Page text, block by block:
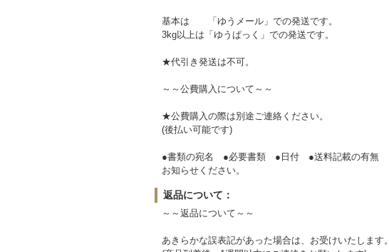
基本は 「ゆうメール」での発送です。
3kg以上は「ゆうぱっく」での発送です。
★代引き発送は不可。
～～公費購入について～～
★公費購入の際は別途ご連絡ください。
(後払い可能です)
●書類の宛名 ●必要書類 ●日付 ●送料記載の有無
お知らせください。
返品について：
～～返品について～～
あきらかな誤表記があった場合は、お受けいたします。